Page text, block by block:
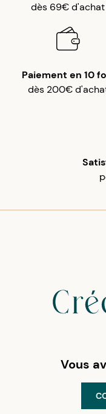
dès 69€ d'achat
Paiement en 10
dès 200€
Vous